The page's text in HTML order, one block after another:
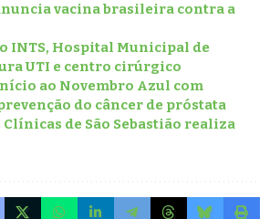
vacina brasileira contra a
INTS, Hospital Municipal de
UTI e centro cirúrgico
ao Novembro Azul com
do câncer de próstata
de São Sebastião realiza